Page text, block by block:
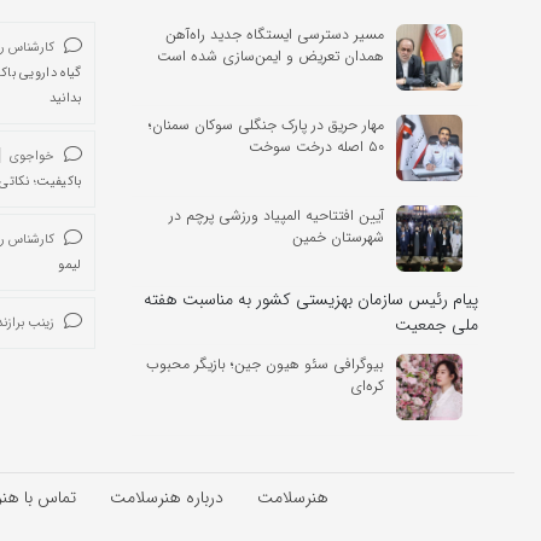
مسیر دسترسی ایستگاه جدید راه‌آهن
همدان تعریض و ایمن‌سازی شده است
مهار حریق در پارک جنگلی سوکان سمنان؛
۵۰ اصله درخت سوخت
آیین افتتاحیه المپیاد ورزشی پرچم‌ در
شهرستان خمین
پیام رئیس سازمان بهزیستی کشور به مناسبت هفته
ملی جمعیت
بیوگرافی سئو هیون جین؛ بازیگر محبوب
کره‌ای
کارشناس
گیاه دارویی
بدانید
خواجوی
باکیفیت؛
کارشناس
لیمو
زینب
هنرسلامت درباره هنرسلامت تماس با